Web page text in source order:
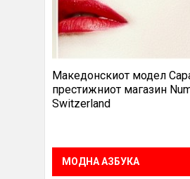
Македонскиот модел
престижниот магазин
Switzerland
МОДНА АЗБУКА